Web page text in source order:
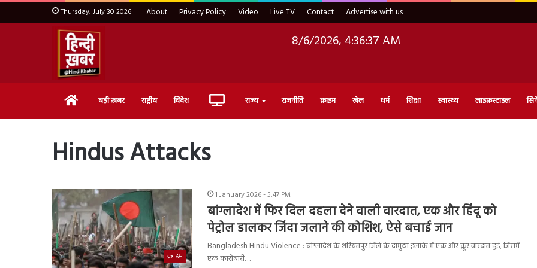
Thursday, July 30 2026 About Privacy Policy Video Live TV Contact Advertise with us
8/6/2026, 4:36:38 AM
Home बड़ी ख़बर राष्ट्रीय विदेश Live राज्य राजनीति क्राइम खेल धर्म शिक्षा स्वास्थ्य लाइफ़स्टाइल
Hindus Attacks
क्राइम
1 January 2026 - 5:47 PM
बांग्लादेश में फिर दिल दहला देने वाली वारदात, एक और हिंदू को
पेट्रोल डालकर जिंदा जलाने की कोशिश, ऐसे बचाई जान
Bangladesh Hindu Violence : बांग्लादेश के शरियतपुर जिले के दामुद्या इलाके में एक और क्रूर वारदात हुई, जिसमें
एक कारोबारी…